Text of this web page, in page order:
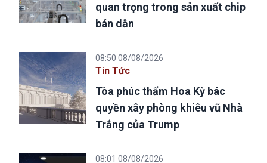
quan trọng trong sản xuất chip
bán dẫn
08:50 08/08/2026
Tin Tức
Tòa phúc thẩm Hoa Kỳ bác
quyền xây phòng khiêu vũ Nhà
Trắng của Trump
08:01 08/08/2026